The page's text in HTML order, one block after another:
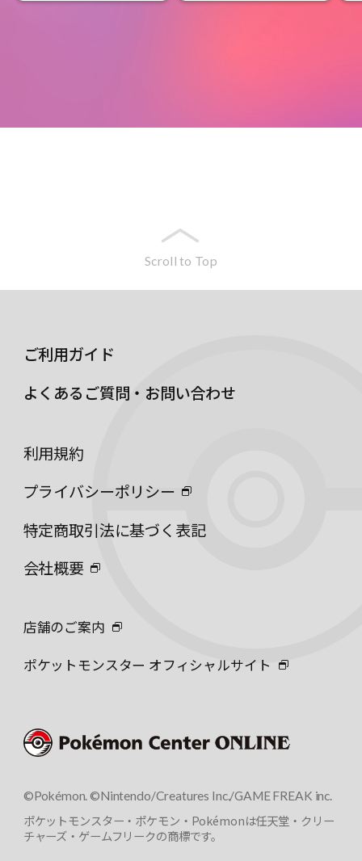
Scroll to Top
ご利用ガイド
よくあるご質問・お問い合わせ
利用規約
プライバシーポリシー
特定商取引法に基づく表記
会社概要
店舗のご案内
ポケットモンスター オフィシャルサイト
©Pokémon. ©Nintendo/Creatures Inc./GAME FREAK inc.
ポケットモンスター・ポケモン・Pokémonは任天堂・クリー
チャーズ・ゲームフリークの商標です。